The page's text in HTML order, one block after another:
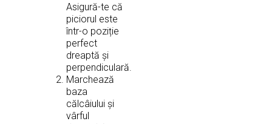
Asigură-te că
piciorul este
într-o poziție
perfect
dreaptă și
perpendiculară.
Marchează
baza
călcâiului și
vârful